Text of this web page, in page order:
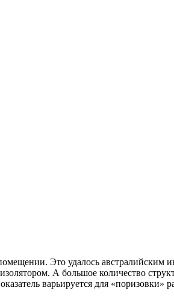
Это удалось австралийским
А большое количество
варьируется для «поризовки»